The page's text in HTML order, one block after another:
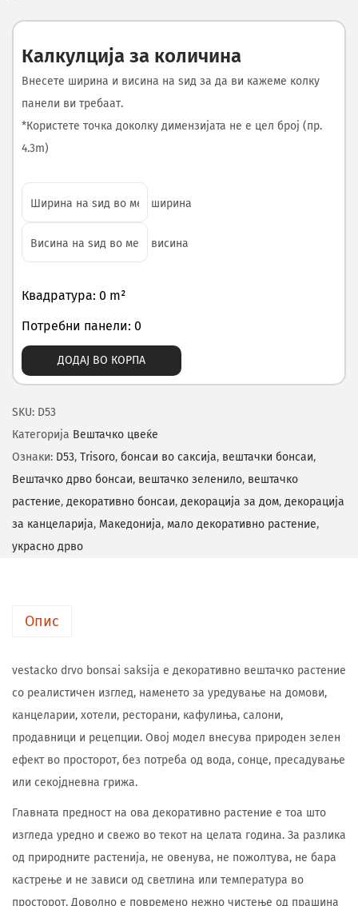
Калкулција за количина
Внесете ширина и висина на ѕид за да ви кажеме колку
панели ви требаат.
*Користете точка доколку димензијата не е цел број (пр.
4.3m)
ширина
висина
Квадратура: 0 m²
Потребни панели: 0
ДОДАЈ ВО КОРПА
SKU: D53
Категорија Вештачко цвеќе
Ознаки: D53, Trisoro, бонсаи во саксија, вештачки бонсаи,
Вештачко дрво бонсаи, вештачко зеленило, вештачко
растение, декоративно бонсаи, декорација за дом, декорација
за канцеларија, Македонија, мало декоративно растение,
украсно дрво
Опис
vestacko drvo bonsai saksija е декоративно вештачко растение
со реалистичен изглед, наменето за уредување на домови,
канцеларии, хотели, ресторани, кафулиња, салони,
продавници и рецепции. Овој модел внесува природен зелен
ефект во просторот, без потреба од вода, сонце, пресадување
или секојдневна грижа.
Главната предност на ова декоративно растение е тоа што
изгледа уредно и свежо во текот на целата година. За разлика
од природните растенија, не овенува, не пожолтува, не бара
кастрење и не зависи од светлина или температура во
просторот. Доволно е повремено нежно чистење од прашина